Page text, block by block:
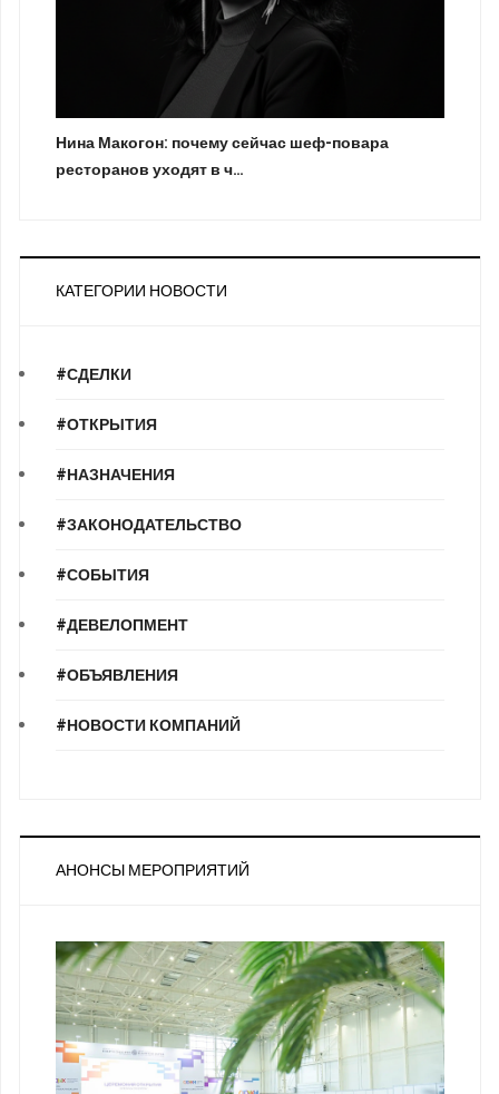
Нина Макогон: почему сейчас шеф-повара
ресторанов уходят в ч…
КАТЕГОРИИ НОВОСТИ
#СДЕЛКИ
#ОТКРЫТИЯ
#НАЗНАЧЕНИЯ
#ЗАКОНОДАТЕЛЬСТВО
#СОБЫТИЯ
#ДЕВЕЛОПМЕНТ
#ОБЪЯВЛЕНИЯ
#НОВОСТИ КОМПАНИЙ
АНОНСЫ МЕРОПРИЯТИЙ